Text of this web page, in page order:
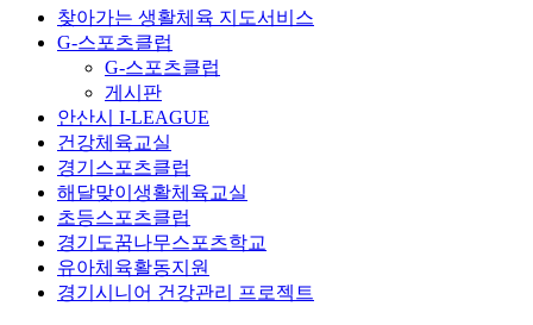
찾아가는 생활체육 지도서비스
G-스포츠클럽
G-스포츠클럽
게시판
안산시 I-LEAGUE
건강체육교실
경기스포츠클럽
해달맞이생활체육교실
초등스포츠클럽
경기도꿈나무스포츠학교
유아체육활동지원
경기시니어 건강관리 프로젝트